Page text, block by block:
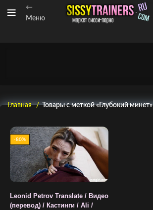
←
Меню
Главная Товары с меткой «Глубокий минет»
-80%
Leonid Petrov Translate / Видео
(перевод) / Кастинги / Ali /